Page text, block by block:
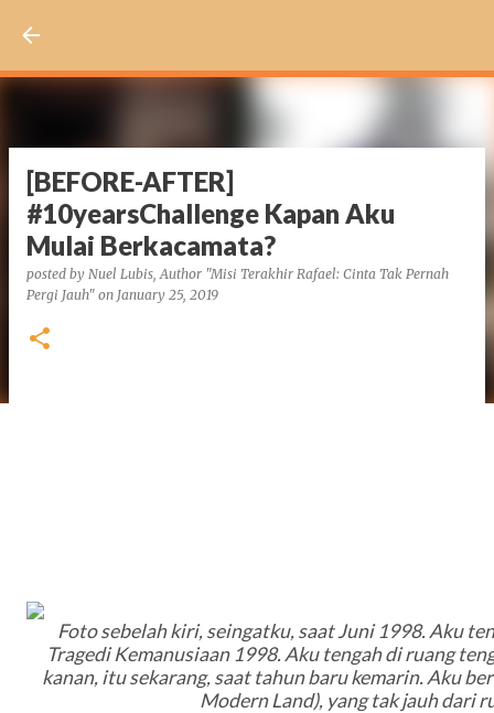
[BEFORE-AFTER]
#10yearsChallenge Kapan Aku
Mulai Berkacamata?
posted by Nuel Lubis, Author "Misi Terakhir Rafael: Cinta Tak Pernah
Pergi Jauh" on January 25, 2019
Foto sebelah kiri, seingatku, saat Juni 1998. Aku
Tragedi Kemanusiaan 1998. Aku tengah di ruang
kanan, itu sekarang, saat tahun baru kemarin. Aku
Modern Land), yang tak jauh dari